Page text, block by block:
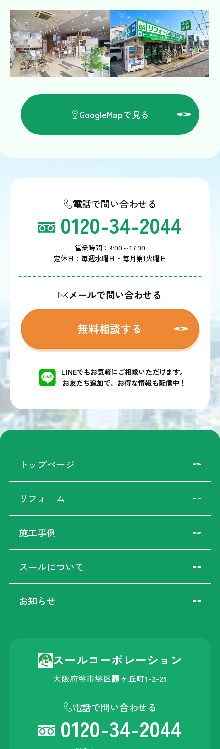
GoogleMapで見る
電話で問い合わせる
0120-34-2044
営業時間：9:00～17:00
定休日：毎週水曜日・毎月第1火曜日
メールで問い合わせる
無料相談する
LINEでもお気軽にご相談いただけます。
お友だち追加で、お得な情報も配信中！
トップページ
リフォーム
施工事例
スールについて
お知らせ
スールコーポレーション
大阪府堺市堺区霞ヶ丘町1-2-25
電話で問い合わせる
0120-34-2044